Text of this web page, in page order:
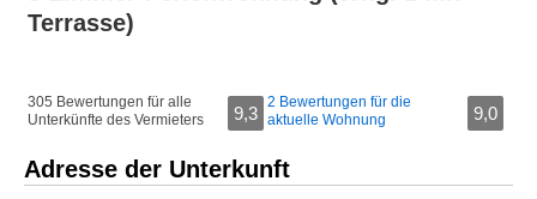
Terrasse)
305 Bewertungen für alle
Unterkünfte des Vermieters
9,3
2 Bewertungen für die
aktuelle Wohnung
9,0
Adresse der Unterkunft